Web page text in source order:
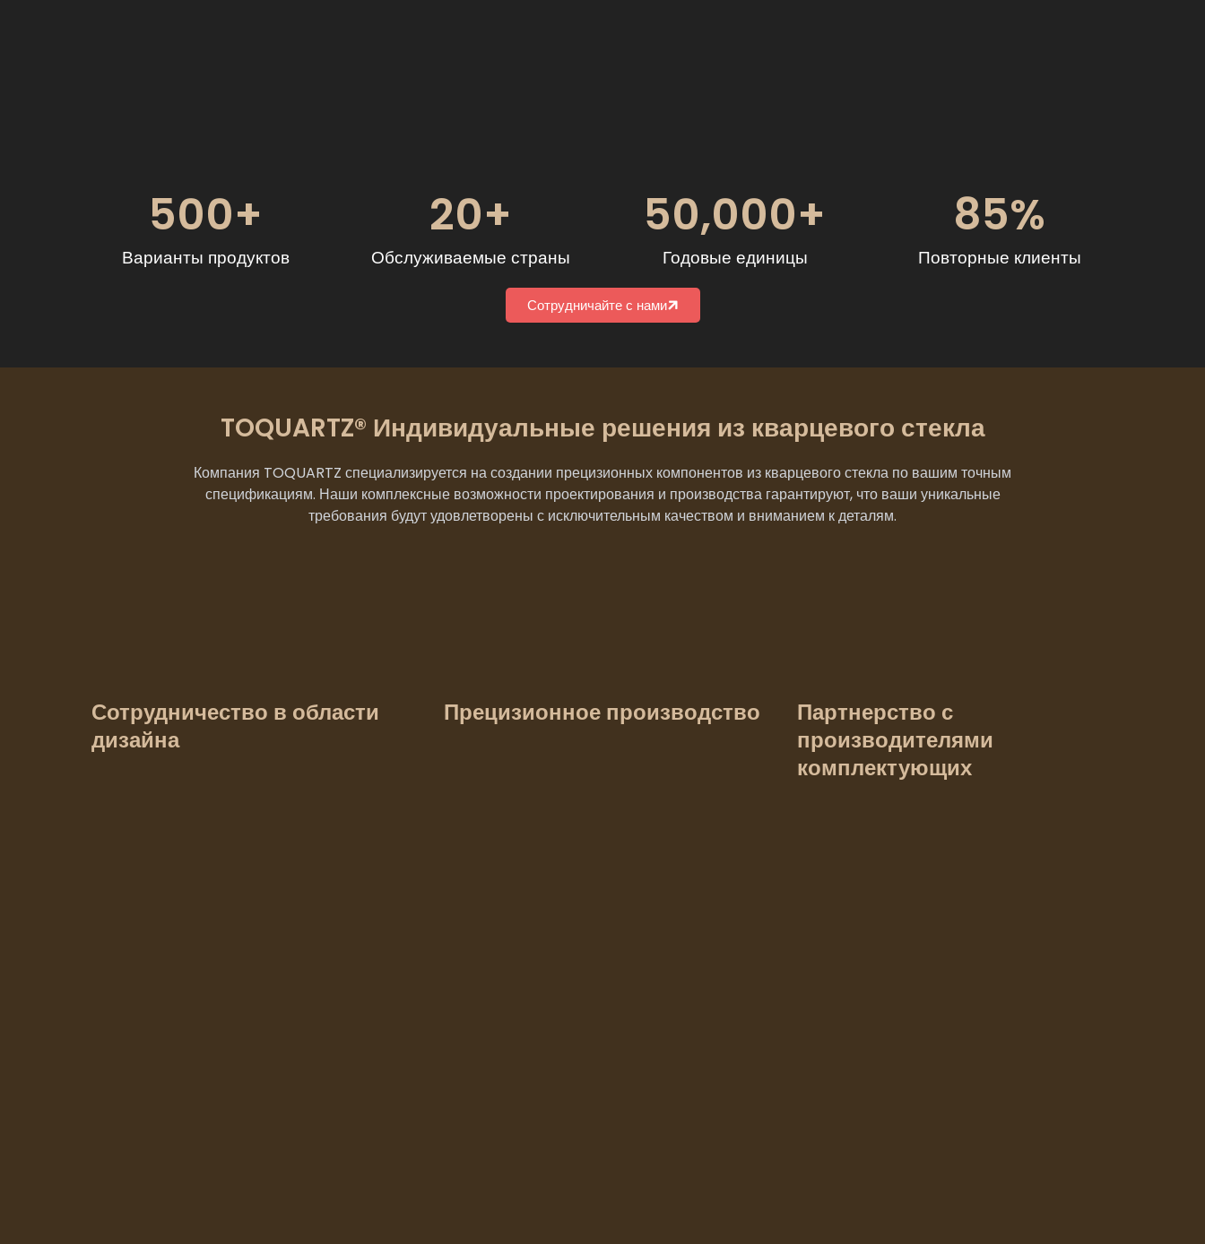
Варианты продуктов
500+
Обслуживаемые страны
20+
Годовые единицы
50,000+
Повторные клиенты
85%
Сотрудничайте с нами
TOQUARTZ® Индивидуальные решения из кварцевого стекла
Компания TOQUARTZ специализируется на создании прецизионных компонентов из кварцевого стекла по вашим точным
спецификациям. Наши комплексные возможности проектирования и производства гарантируют, что ваши уникальные
требования будут удовлетворены с исключительным качеством и вниманием к деталям.
Сотрудничество в области
дизайна
Прецизионное производство
Партнерство с
производителями
комплектующих